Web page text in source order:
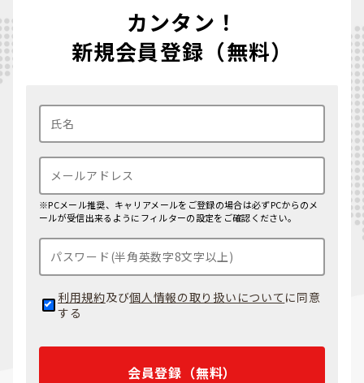
カンタン！
新規会員登録（無料）
※PCメール推奨、キャリアメールをご登録の場合は必ずPCからのメ
ールが受信出来るようにフィルターの設定をご確認ください。
利用規約及び個人情報の取り扱いについて に同意
する
会員登録（無料）